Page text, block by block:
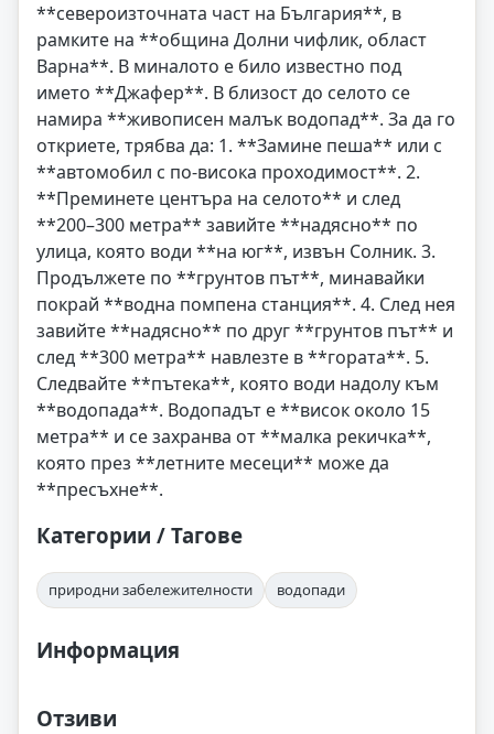
**североизточната част на България**, в
рамките на **община Долни чифлик, област
Варна**. В миналото е било известно под
името **Джафер**. В близост до селото се
намира **живописен малък водопад**. За да го
откриете, трябва да: 1. **Замине пеша** или с
**автомобил с по-висока проходимост**. 2.
**Преминете центъра на селото** и след
**200–300 метра** завийте **надясно** по
улица, която води **на юг**, извън Солник. 3.
Продължете по **грунтов път**, минавайки
покрай **водна помпена станция**. 4. След нея
завийте **надясно** по друг **грунтов път** и
след **300 метра** навлезте в **гората**. 5.
Следвайте **пътека**, която води надолу към
**водопада**. Водопадът е **висок около 15
метра** и се захранва от **малка рекичка**,
която през **летните месеци** може да
**пресъхне**.
Категории / Тагове
природни забележителности водопади
Информация
Отзиви